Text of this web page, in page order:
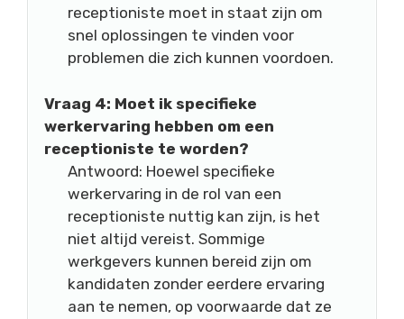
receptioniste moet in staat zijn om
snel oplossingen te vinden voor
problemen die zich kunnen voordoen.
Vraag 4: Moet ik specifieke
werkervaring hebben om een
receptioniste te worden?
Antwoord: Hoewel specifieke
werkervaring in de rol van een
receptioniste nuttig kan zijn, is het
niet altijd vereist. Sommige
werkgevers kunnen bereid zijn om
kandidaten zonder eerdere ervaring
aan te nemen, op voorwaarde dat ze